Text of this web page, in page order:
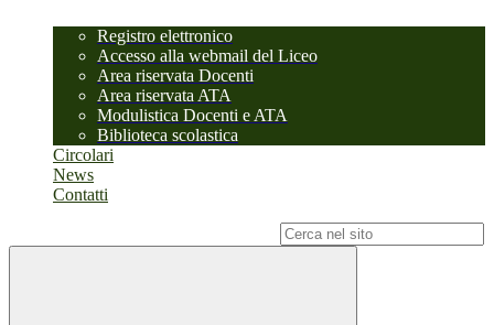
Registro elettronico
Accesso alla webmail del Liceo
Area riservata Docenti
Area riservata ATA
Modulistica Docenti e ATA
Biblioteca scolastica
Circolari
News
Contatti